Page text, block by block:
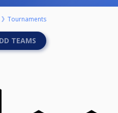
Tournaments
TEAMS